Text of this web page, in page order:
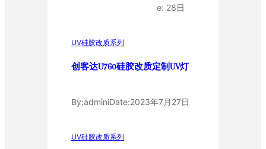
e: 28日
UV硅胶改质系列
创客达U760硅胶改质定制UV灯
By:adminiDate:2023年7月27日
UV硅胶改质系列